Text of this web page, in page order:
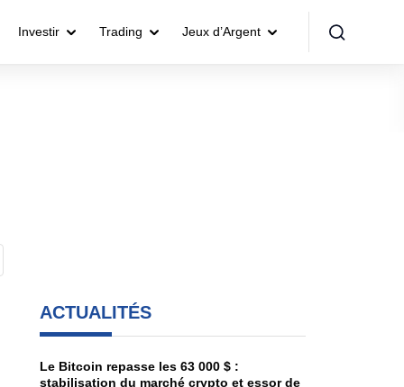
Investir Trading Jeux d’Argent
ACTUALITÉS
Le Bitcoin repasse les 63 000 $ :
stabilisation du marché crypto et essor de